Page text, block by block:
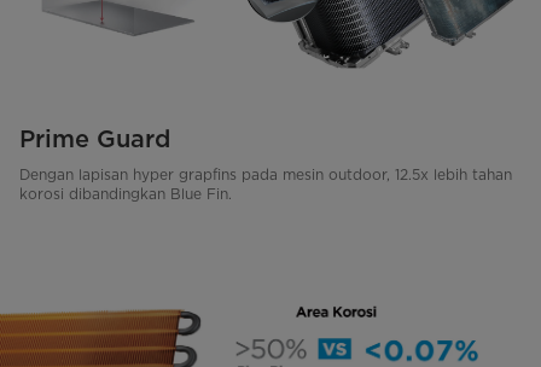
Prime Guard
Dengan lapisan hyper grapfins pada mesin outdoor, 12.5x lebih tahan
korosi dibandingkan Blue Fin.